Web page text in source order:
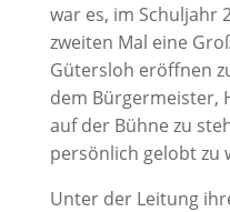
war es, im Schuljahr
zweiten Mal eine
Gütersloh eröffnen
dem Bürgermeister,
auf der Bühne zu
persönlich gelobt zu
Unter der Leitung